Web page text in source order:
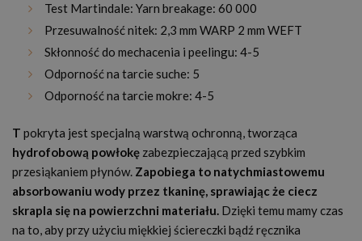
Test Martindale: Yarn breakage: 60 000
Przesuwalność nitek: 2,3 mm WARP 2 mm WEFT
Skłonność do mechacenia i peelingu: 4-5
Odporność na tarcie suche: 5
Odporność na tarcie mokre: 4-5
T pokryta jest specjalną warstwą ochronną, tworząca
hydrofobową powłokę zabezpieczającą przed szybkim
przesiąkaniem płynów. Zapobiega to natychmiastowemu
absorbowaniu wody przez tkaninę, sprawiając że ciecz
skrapla się na powierzchni materiału. Dzięki temu mamy czas
na to, aby przy użyciu miękkiej ściereczki bądź ręcznika